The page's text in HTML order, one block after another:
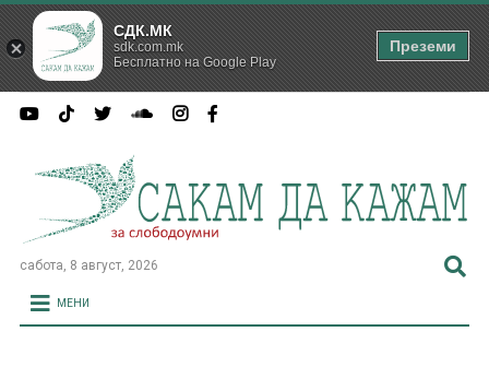
сабота, 8 август, 2026
МЕНИ
СДК.МК
sdk.com.mk
Бесплатно на Google Play
Преземи